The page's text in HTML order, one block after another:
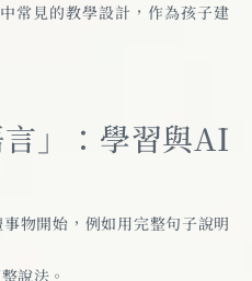
常見的教學設計，作為孩子建
」：學習與AI
物開始，例如用完整句子說明
說法。